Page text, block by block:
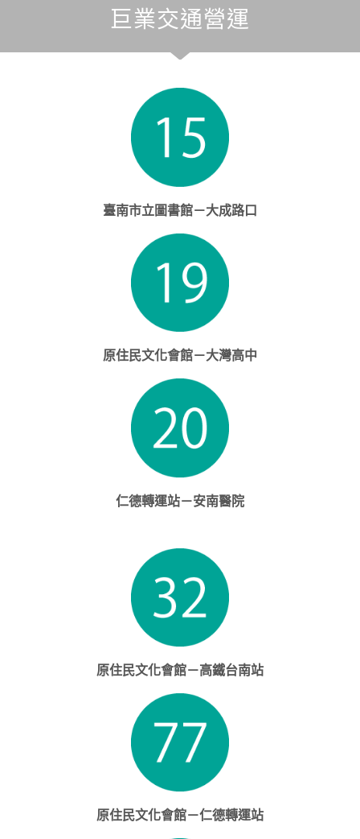
巨業交通營運
臺南市立圖書館－大成路口
原住民文化會館－大灣高中
仁德轉運站－安南醫院
原住民文化會館－高鐵台南站​
原住民文化會館－仁德轉運站